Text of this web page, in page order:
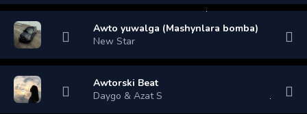
Awto yuwalga (Mashynlara bomba)
New Star
Awtorski Beat
Daygo & Azat S